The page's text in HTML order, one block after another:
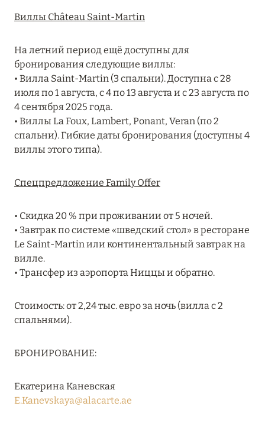
MANDARIN ORIENTAL JUMEIRA, DUBAI:
РАЗМЕЩЕНИЕ ВЕСНОЙ
Подробнее
11 декабря 2024
RIXOS PREMIUM SAADIYAT ISLAND ABU DHABI:
КОНЦЕПЦИЯ «ВСЁ ВКЛЮЧЕНО – ВСЁ
Подробнее
27 сентября 2024
HÔTEL BARRIÈRE LES NEIGES
Подробнее
27 сентября 2024
Подробнее
27 сентября 2024
Виллы Château Saint-Martin
На летний период ещё доступны для
бронирования следующие виллы:
• Вилла Saint-Martin (3 спальни). Доступна с 28
июля по 1 августа, с 4 по 13 августа и с 23 августа по
4 сентября 2025 года.
• Виллы La Foux, Lambert, Ponant, Veran (по 2
спальни). Гибкие даты бронирования (доступны 4
виллы этого типа).
Спецпредложение Family Offer
• Скидка 20 % при проживании от 5 ночей.
• Завтрак по системе «шведский стол» в ресторане
Le Saint-Martin или континентальный завтрак на
вилле.
• Трансфер из аэропорта Ниццы и обратно.
Стоимость: от 2,24 тыс. евро за ночь (вилла с 2
спальнями).
БРОНИРОВАНИЕ:
Екатерина Каневская
E.Kanevskaya@alacarte.ae